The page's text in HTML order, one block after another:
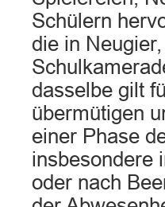
Schülern
die in
dasselbe gilt
übermütigen
einer Phase
insbesondere
oder nach